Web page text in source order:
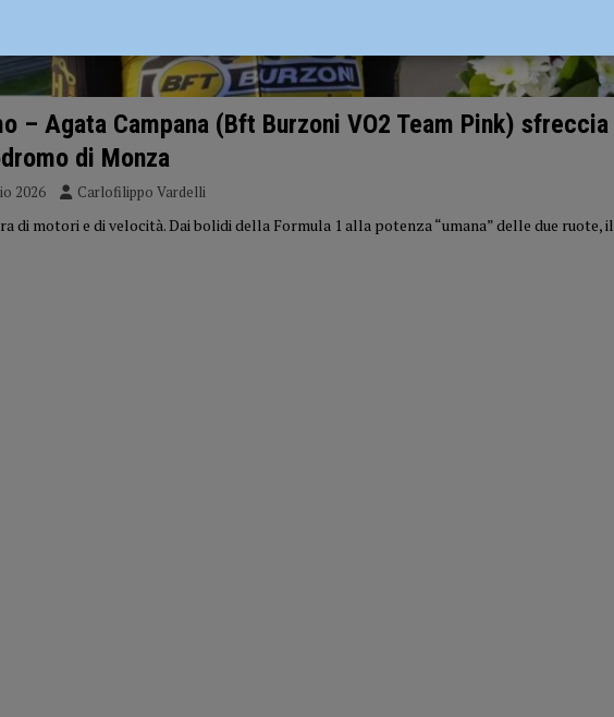
– Agata Campana (Bft Burzoni VO2 Team Pink) sfreccia
di Monza
2026 Carlofilippo Vardelli
di motori e di velocità. Dai bolidi della Formula 1 alla potenza “umana” delle due ruote, il